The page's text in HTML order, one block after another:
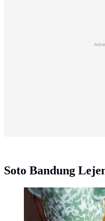
Soto Bandung
Soto Bandung Lejen By
Bandung Lejen By